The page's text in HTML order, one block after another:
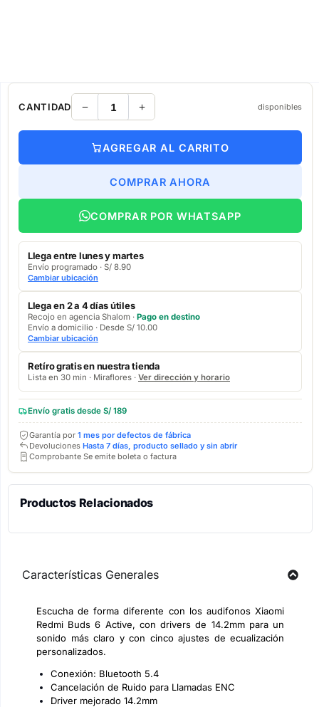
CANTIDAD disponibles
AGREGAR AL CARRITO
COMPRAR AHORA
COMPRAR POR WHATSAPP
Llega entre lunes y martes
Envío programado · S/ 8.90
Cambiar ubicación
Llega en 2 a 4 días útiles
Recojo en agencia Shalom · Pago en destino
Envío a domicilio · Desde S/ 10.00
Cambiar ubicación
Retíro gratis en nuestra tienda
Lista en 30 min · Miraflores · Ver dirección y horario
Envío gratis desde S/ 189
Garantía por 1 mes por defectos de fábrica
Devoluciones Hasta 7 días, producto sellado y sin abrir
Comprobante Se emite boleta o factura
Productos Relacionados
Características Generales
Escucha de forma diferente con los audifonos Xiaomi
Redmi Buds 6 Active, con drivers de 14.2mm para un
sonido más claro y con cinco ajustes de ecualización
personalizados.
Conexión: Bluetooth 5.4
Cancelación de Ruido para Llamadas ENC
Driver mejorado 14.2mm